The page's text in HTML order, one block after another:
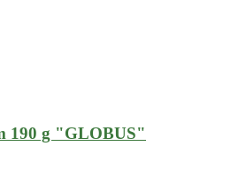
190 g "GLOBUS"